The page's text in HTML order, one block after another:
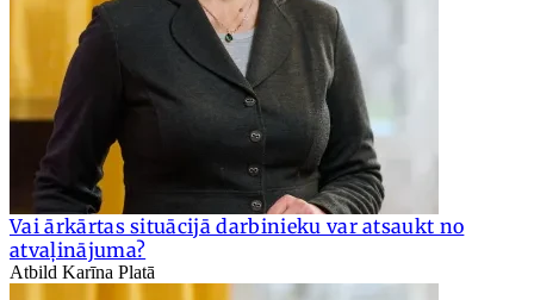
Vai ārkārtas situācijā darbinieku var atsaukt no
atvaļinājuma?
Atbild Karīna Platā